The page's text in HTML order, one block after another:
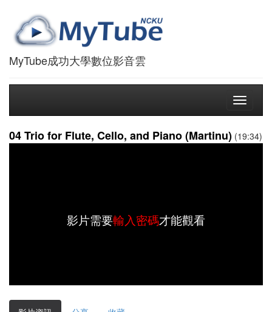
MyTube成功大學數位影音雲
Toggle
04 Trio for Flute, Cello, and Piano (Martinu) (19:34)
影片需要輸入密碼才能觀看